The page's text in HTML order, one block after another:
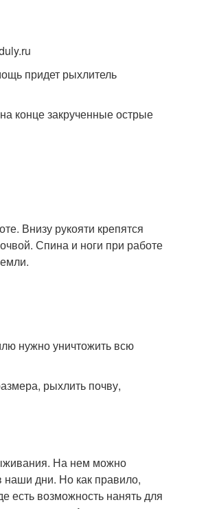
придет рыхлитель
конце закрученные острые
Внизу рукояти крепятся
Спина и ноги при работе
нужно уничтожить всю
рыхлить почву,
На нем можно
наши дни. Но как правило,
есть возможность нанять для